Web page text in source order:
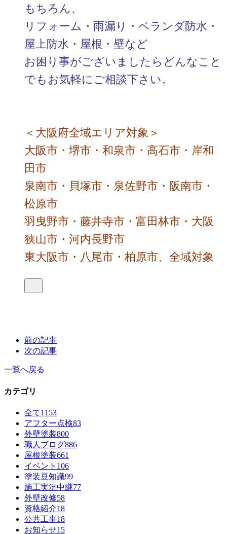
もちろん、
リフォーム・雨漏り・ベランダ防水・
屋上防水・屋根・壁など
お困り事がございましたらどんなこと
でもお気軽にご相談下さい。
＜大阪府全域エリア対象＞
大阪市・堺市・和泉市・高石市・岸和
田市
泉南市・貝塚市・泉佐野市・阪南市・
松原市
羽曳野市・藤井寺市・富田林市・大阪
狭山市・河内長野市
東大阪市・八尾市・柏原市、全域対象
前の記事
次の記事
一覧へ戻る
カテゴリ
全て1153
アフター点検83
外壁塗装800
職人ブログ886
屋根塗装661
イベント 106
塗装豆知識99
施工実況中継77
外壁改修58
資格紹介18
公共工事18
お知らせ15